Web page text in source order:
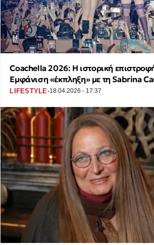
Coachella 2026: Η ιστορική
Εμφάνιση «έκπληξη» με τη Sabrina
LIFESTYLE ·18.04.2026 - 17:37